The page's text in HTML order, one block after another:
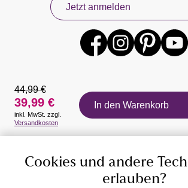
Jetzt anmelden
Auszeichnungen
44,99 €
39,99 €
inkl. MwSt. zzgl.
Versandkosten
In den Warenkorb
Cookies und andere
erlauben?